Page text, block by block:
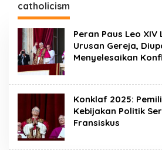
catholicism
Peran Paus Leo
Urusan Gereja,
Menyelesaikan
Konklaf 2025:
Kebijakan Politik
Fransiskus